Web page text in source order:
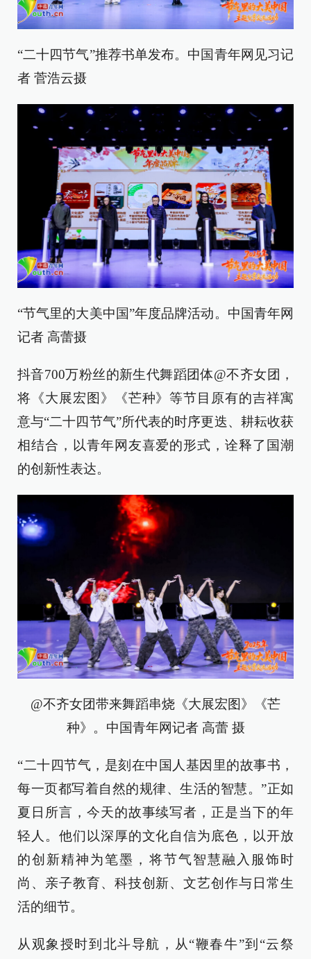
“二十四节气”推荐书单发布。中国青年网见习记
者 菅浩云摄
“节气里的大美中国”年度品牌活动。中国青年网
记者 高蕾摄
抖音700万粉丝的新生代舞蹈团体@不齐女团，
将《大展宏图》《芒种》等节目原有的吉祥寓
意与“二十四节气”所代表的时序更迭、耕耘收获
相结合，以青年网友喜爱的形式，诠释了国潮
的创新性表达。
@不齐女团带来舞蹈串烧《大展宏图》《芒
种》。中国青年网记者 高蕾 摄
“二十四节气，是刻在中国人基因里的故事书，
每一页都写着自然的规律、生活的智慧。”正如
夏日所言，今天的故事续写者，正是当下的年
轻人。他们以深厚的文化自信为底色，以开放
的创新精神为笔墨，将节气智慧融入服饰时
尚、亲子教育、科技创新、文艺创作与日常生
活的细节。
从观象授时到北斗导航，从“鞭春牛”到“云祭